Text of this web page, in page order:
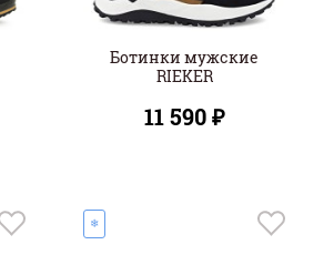
Ботинки мужские
RIEKER
11 590 ₽
❄